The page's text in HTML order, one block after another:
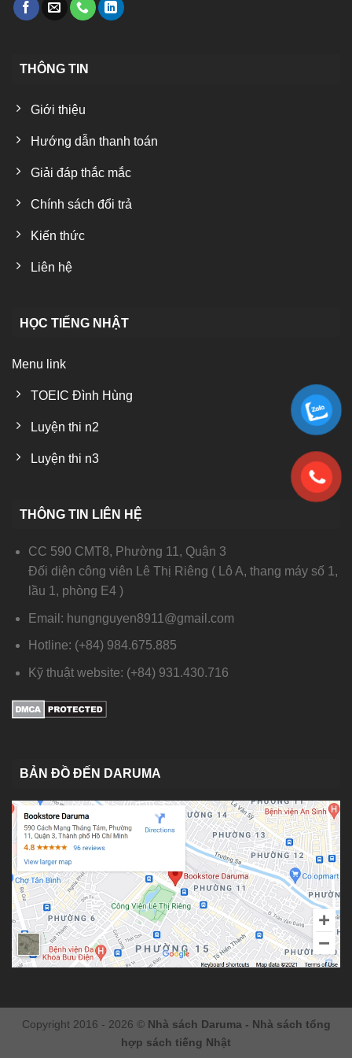
THÔNG TIN
Giới thiệu
Hướng dẫn thanh toán
Giải đáp thắc mắc
Chính sách đổi trả
Kiến thức
Liên hệ
HỌC TIẾNG NHẬT
Menu link
TOEIC Đình Hùng
Luyện thi n2
Luyện thi n3
THÔNG TIN LIÊN HỆ
CC 590 CMT8, Phường 11, Quận 3
Đối diện công viên Lê Thị Riêng ( Lô A, thang máy số 1,
lầu 1, phòng E4 )
Email: hungnguyen8911@gmail.com
Hotline: (+84) 984.675.885
Kỹ thuật website: (+84) 931.430.716
BẢN ĐỒ ĐẾN DARUMA
Copyright 2016 - 2026 © Nhà sách Daruma - Nhà sách tổng
hợp sách tiếng Nhật